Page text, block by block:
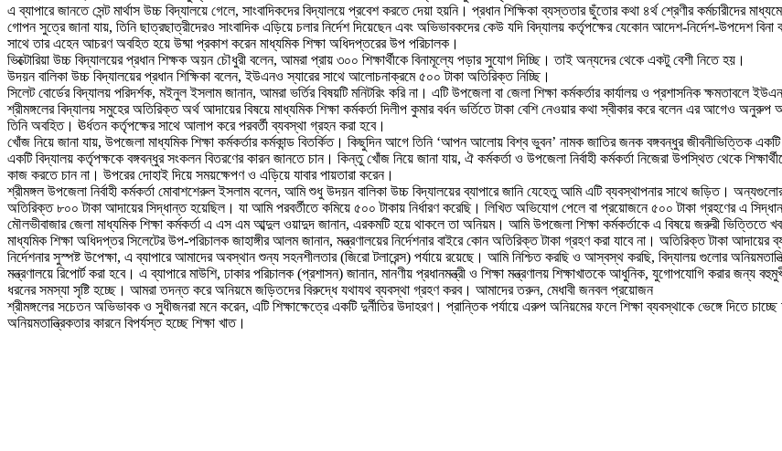
এ ব্যাপারে জানতে সেন্ট মার্থাস উচ্চ বিদ্যালয়ে গেলে, সাংবাদিকদের বিদ্যালয়ে প্রবেশ করতে দেয়া হয়নি। প্রধান শিক্ষিকা ব্যস্ততার ছুঁতোর কথা ৪র্থ শ্রেণীর কর্মচারীদের
গোপন সুত্রে জানা যায়, তিনি ছাত্রছাত্রীদেরও সাংবাদিক এড়িয়ে চলার নির্দেশ দিয়েছেন এবং অভিভাবকদের কেউ যদি বিদ্যালয় কর্তৃপক্ষের যেকোন আদেশ-নির্দেশ-উপদেশ
সাথে তার এহেন আচরণ অবহিত হয়ে উষ্মা প্রকাশ করেন মাধ্যমিক শিক্ষা অধিদপ্তরের উপ পরিচালক।
ভিক্টোরিয়া উচ্চ বিদ্যালয়ের প্রধান শিক্ষক অয়ন চৌধুরী বলেন, আমরা প্রায় ৩০০ শিক্ষার্থীকে বিনামূল্যে পড়ার সুযোগ দিচ্ছি। তাই অন্যদের থেকে একটু বেশী নিতে হয়।
উদয়ন বালিকা উচ্চ বিদ্যালয়ের প্রধান শিক্ষিকা বলেন, ইউএনও স্যারের সাথে আলোচনাক্রমে ৫০০ টাকা অতিরিক্ত নিচ্ছি।
সিলেট বোর্ডের বিদ্যালয় পরিদর্শক, মইনুল ইসলাম জানান, আমরা ভর্তির বিষয়টি মনিটরিং করি না। এটি উপজেলা বা জেলা শিক্ষা কর্মকর্তার কার্যালয় ও প্রশাসনিক ক্ষমতাবলে
শ্রীমঙ্গলের বিদ্যালয় সমুহের অতিরিক্ত অর্থ আদায়ের বিষয়ে মাধ্যমিক শিক্ষা কর্মকর্তা দিলীপ কুমার বর্ধন ভর্তিতে টাকা বেশি নেওয়ার কথা স্বীকার করে বলেন এর আগেও
তিনি অবহিত। ঊর্ধতন কর্তৃপক্ষের সাথে আলাপ করে পরবর্তী ব্যবস্থা গ্রহন করা হবে।
খোঁজ নিয়ে জানা যায়, উপজেলা মাধ্যমিক শিক্ষা কর্মকর্তার কর্মকান্ড বিতর্কিত। কিছুদিন আগে তিনি ‘আপন আলোয় বিশ্ব ভুবন’ নামক জাতির জনক বঙ্গবন্ধুর জীবনীভিত্তিক
একটি বিদ্যালয় কর্তৃপক্ষকে বঙ্গবন্ধুর সংকলন বিতরণের কারন জানতে চান। কিন্তু খোঁজ নিয়ে জানা যায়, ঐ কর্মকর্তা ও উপজেলা নির্বাহী কর্মকর্তা নিজেরা উপস্থিত থেকে
কাজ করতে চান না। উপরের দোহাই দিয়ে সময়ক্ষেপণ ও এড়িয়ে যাবার পায়তারা করেন।
শ্রীমঙ্গল উপজেলা নির্বাহী কর্মকর্তা মোবাশশেরুল ইসলাম বলেন, আমি শুধু উদয়ন বালিকা উচ্চ বিদ্যালয়ের ব্যাপারে জানি যেহেতু আমি এটি ব্যবস্থাপনার সাথে জড়িত।
অতিরিক্ত ৮০০ টাকা আদায়ের সিদ্ধান্ত হয়েছিল। যা আমি পরবর্তীতে কমিয়ে ৫০০ টাকায় নির্ধারণ করেছি। লিখিত অভিযোগ পেলে বা প্রয়োজনে ৫০০ টাকা গ্রহণের এ
মৌলভীবাজার জেলা মাধ্যমিক শিক্ষা কর্মকর্তা এ এস এম আব্দুল ওয়াদুদ জানান, এরকমটি হয়ে থাকলে তা অনিয়ম। আমি উপজেলা শিক্ষা কর্মকর্তাকে এ বিষয়ে জরুরী
মাধ্যমিক শিক্ষা অধিদপ্তর সিলেটের উপ-পরিচালক জাহাঙ্গীর আলম জানান, মন্ত্রণালয়ের নির্দেশনার বাইরে কোন অতিরিক্ত টাকা গ্রহণ করা যাবে না। অতিরিক্ত টাকা
নির্দেশনার সুস্পষ্ট উপেক্ষা, এ ব্যাপারে আমাদের অবস্থান শুন্য সহনশীলতার (জিরো টলারেন্স) পর্যায়ে রয়েছে। আমি নিশ্চিত করছি ও আস্বস্থ করছি, বিদ্যালয় গুলোর
মন্ত্রণালয়ে রিপোর্ট করা হবে। এ ব্যাপারে মাউশি, ঢাকার পরিচালক (প্রশাসন) জানান, মানণীয় প্রধানমন্ত্রী ও শিক্ষা মন্ত্রণালয় শিক্ষাখাতকে আধুনিক, যুগোপযোগি করার
ধরনের সমস্যা সৃষ্টি হচ্ছে। আমরা তদন্ত করে অনিয়মে জড়িতদের বিরুদ্ধে যথাযথ ব্যবস্থা গ্রহণ করব। আমাদের তরুন, মেধাবী জনবল প্রয়োজন
শ্রীমঙ্গলের সচেতন অভিভাবক ও সুধীজনরা মনে করেন, এটি শিক্ষাক্ষেত্রে একটি দুর্নীতির উদাহরণ। প্রান্তিক পর্যায়ে এরুপ অনিয়মের ফলে শিক্ষা ব্যবস্থাকে ভেঙ্গে দিতে
অনিয়মতান্ত্রিকতার কারনে বিপর্যস্ত হচ্ছে শিক্ষা খাত।